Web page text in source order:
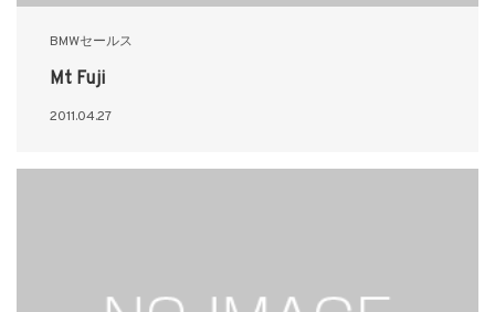
BMWセールス
Mt Fuji
2011.04.27